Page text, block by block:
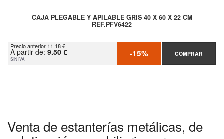
CAJA PLEGABLE Y APILABLE GRIS 40 X 60 X 22 CM
REF.PFV6422
Precio anterior 11.18 €
A partir de: 9.50 €
SIN IVA -15% COMPRAR
Venta de estanterías metálicas, de